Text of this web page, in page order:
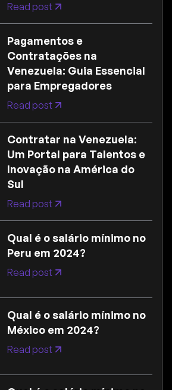
Read post
Pagamentos e
Contratações na
Venezuela: Guia Essencial
para Empregadores
Read post
Contratar na Venezuela:
Um Portal para Talentos e
Inovação na América do
Sul
Read post
Qual é o salário mínimo no
Peru em 2024?
Read post
Qual é o salário mínimo no
México em 2024?
Read post